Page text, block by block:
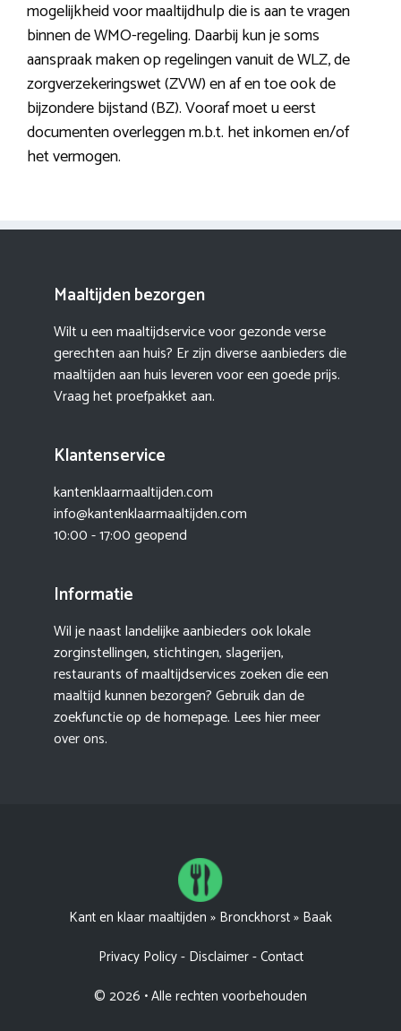
mogelijkheid voor maaltijdhulp die is aan te vragen
binnen de WMO-regeling. Daarbij kun je soms
aanspraak maken op regelingen vanuit de WLZ, de
zorgverzekeringswet (ZVW) en af en toe ook de
bijzondere bijstand (BZ). Vooraf moet u eerst
documenten overleggen m.b.t. het inkomen en/of
het vermogen.
Maaltijden bezorgen
Wilt u een maaltijdservice voor gezonde verse
gerechten aan huis? Er zijn diverse aanbieders die
maaltijden aan huis leveren voor een goede prijs.
Vraag het proefpakket aan.
Klantenservice
kantenklaarmaaltijden.com
info@kantenklaarmaaltijden.com
10:00 - 17:00 geopend
Informatie
Wil je naast landelijke aanbieders ook lokale
zorginstellingen, stichtingen, slagerijen,
restaurants of maaltijdservices zoeken die een
maaltijd kunnen bezorgen? Gebruik dan de
zoekfunctie op de homepage. Lees hier meer
over ons.
Kant en klaar maaltijden » Bronckhorst» Baak
Privacy Policy- Disclaimer-Contact
© 2026 • Alle rechten voorbehouden